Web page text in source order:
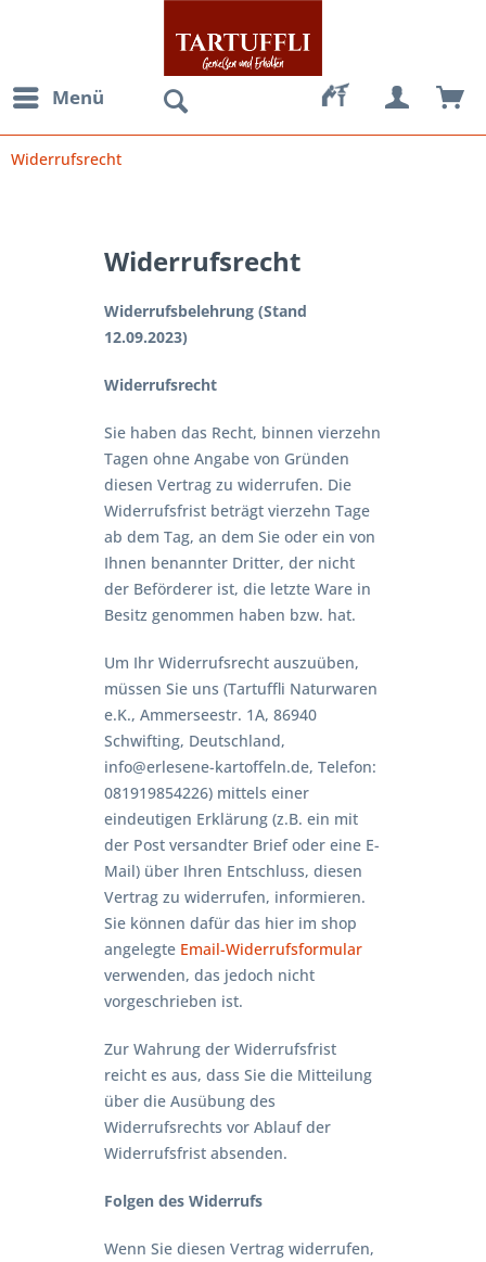
Menü
Widerrufsrecht
Widerrufsrecht
Widerrufsbelehrung (Stand
12.09.2023)
Widerrufsrecht
Sie haben das Recht, binnen vierzehn
Tagen ohne Angabe von Gründen
diesen Vertrag zu widerrufen. Die
Widerrufsfrist beträgt vierzehn Tage
ab dem Tag, an dem Sie oder ein von
Ihnen benannter Dritter, der nicht
der Beförderer ist, die letzte Ware in
Besitz genommen haben bzw. hat.
Um Ihr Widerrufsrecht auszuüben,
müssen Sie uns (Tartuffli Naturwaren
e.K., Ammerseestr. 1A, 86940
Schwifting, Deutschland,
info@erlesene-kartoffeln.de, Telefon:
081919854226) mittels einer
eindeutigen Erklärung (z.B. ein mit
der Post versandter Brief oder eine E-
Mail) über Ihren Entschluss, diesen
Vertrag zu widerrufen, informieren.
Sie können dafür das hier im shop
angelegte Email-Widerrufsformular
verwenden, das jedoch nicht
vorgeschrieben ist.
Zur Wahrung der Widerrufsfrist
reicht es aus, dass Sie die Mitteilung
über die Ausübung des
Widerrufsrechts vor Ablauf der
Widerrufsfrist absenden.
Folgen des Widerrufs
Wenn Sie diesen Vertrag widerrufen,